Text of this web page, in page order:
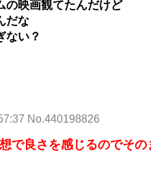
の映画観てたんだけど
だな
ない？
No.440198826
で良さを感じるのでそ